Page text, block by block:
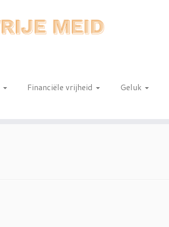
Financiële vrijheid Geluk